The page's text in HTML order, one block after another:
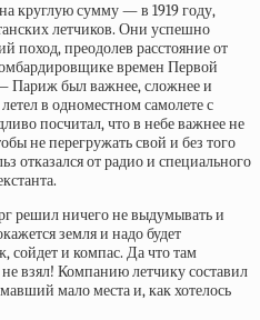
круглую сумму — в 1919 году,
летчиков. Они успешно
поход, преодолев расстояние от
времен Первой
был важнее, сложнее и
в одноместном самолете с
посчитал, что в небе важнее не
не перегружать свой и без того
отказался от радио и специального
решил ничего не выдумывать и
земля и надо будет
сойдет и компас. Да что там
взял! Компанию летчику составил
мало места и, как хотелось